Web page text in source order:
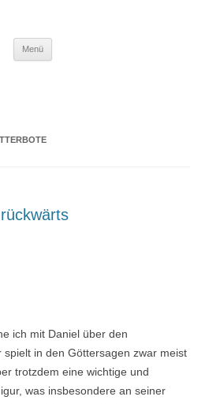
Menü
ich mit Daniel über den
in den Göttersagen zwar meist
trotzdem eine wichtige und
was insbesondere an seiner